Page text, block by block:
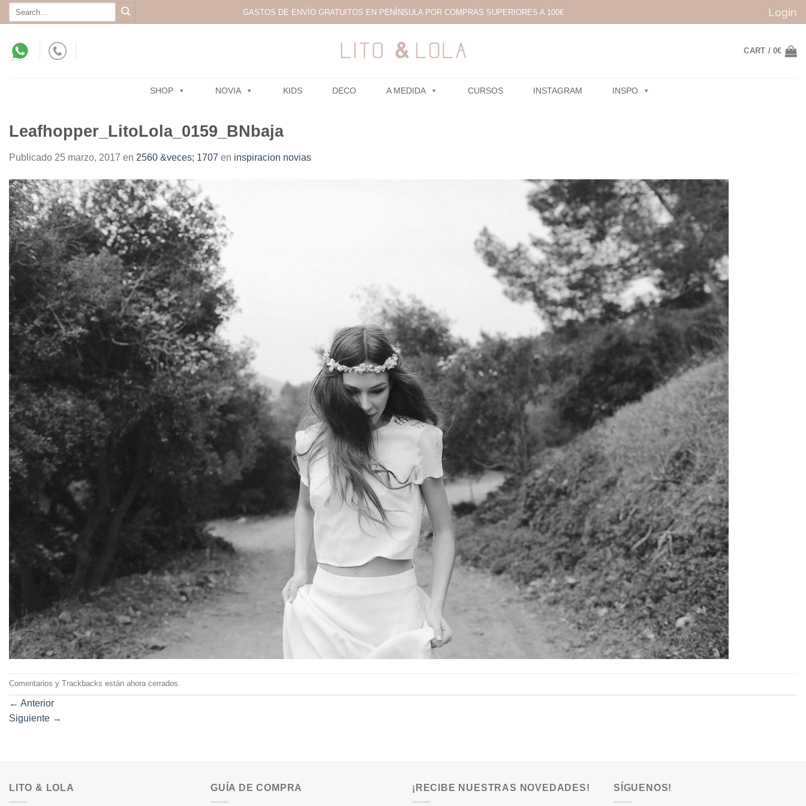
Skip
to
Search
GASTOS DE ENVÍO GRATUITOS EN PENÍNSULA POR COMPRAS SUPERIORES A 100€ Login
CART /0€
SHOP NOVIA KIDS DECO A MEDIDA CURSOS INSTAGRAM INSPO
Leafhopper_LitoLola_0159_BNbaja
Publicado 25 marzo, 2017 en 2560 &veces; 1707 en inspiracion novias
Comentarios y Trackbacks están ahora cerrados.
← Anterior
Siguiente →
LITO & LOLA GUÍA DE COMPRA ¡RECIBE NUESTRAS NOVEDADES! SÍGUENOS!